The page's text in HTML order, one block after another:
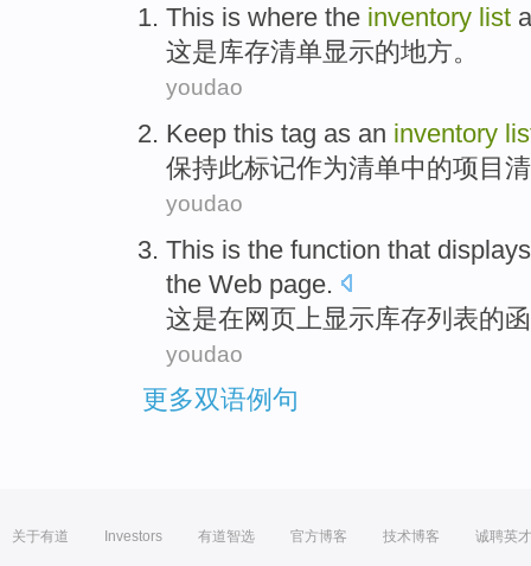
This is where the inventory list
这是 库存清单显示的地方。
youdao
Keep this tag as an inventory
保持此标记作为清单中的项目
youdao
This is the function that displays
the Web page.
这是在网页 上显示库存列表的
youdao
更多双语例句
关于有道 Investors 有道智选 官方博客 技术博客 诚聘英才